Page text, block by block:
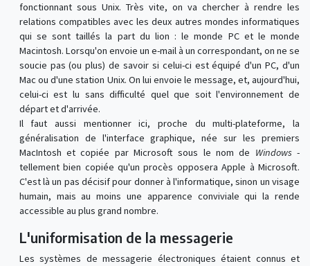
fonctionnant sous Unix. Très vite, on va chercher à rendre les
relations compatibles avec les deux autres mondes informatiques
qui se sont taillés la part du lion : le monde PC et le monde
Macintosh. Lorsqu'on envoie un e-mail à un correspondant, on ne se
soucie pas (ou plus) de savoir si celui-ci est équipé d'un PC, d'un
Mac ou d'une station Unix. On lui envoie le message, et, aujourd'hui,
celui-ci est lu sans difficulté quel que soit l'environnement de
départ et d'arrivée.
Il faut aussi mentionner ici, proche du multi-plateforme, la
généralisation de l'interface graphique, née sur les premiers
MacIntosh et copiée par Microsoft sous le nom de Windows -
tellement bien copiée qu'un procès opposera Apple à Microsoft.
C'est là un pas décisif pour donner à l'informatique, sinon un visage
humain, mais au moins une apparence conviviale qui la rende
accessible au plus grand nombre.
L'uniformisation de la messagerie
Les systèmes de messagerie électroniques étaient connus et